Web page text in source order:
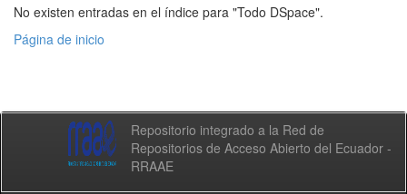
No existen entradas en el índice para "Todo DSpace".
Página de inicio
Repositorio integrado a la Red de
Repositorios de Acceso Abierto del Ecuador -
RRAAE